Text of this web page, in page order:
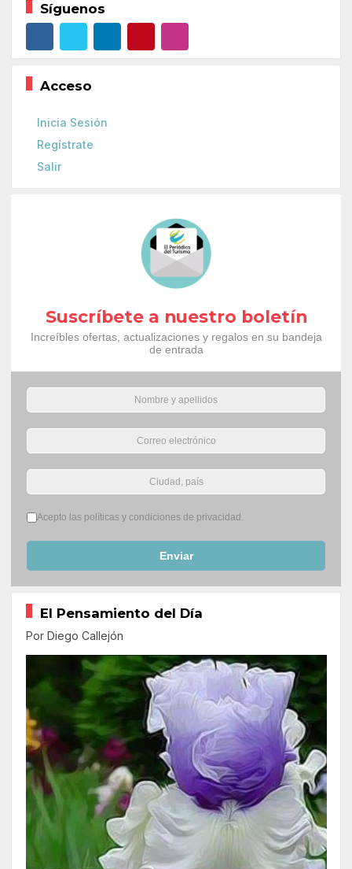
Síguenos
Acceso
Inicia Sesión
Regístrate
Salir
Suscríbete a nuestro boletín
Increíbles ofertas, actualizaciones y regalos en su bandeja
de entrada
Términos del servicio*
Acepto las políticas y condiciones de privacidad.
Enviar
El Pensamiento del Día
Por Diego Callejón